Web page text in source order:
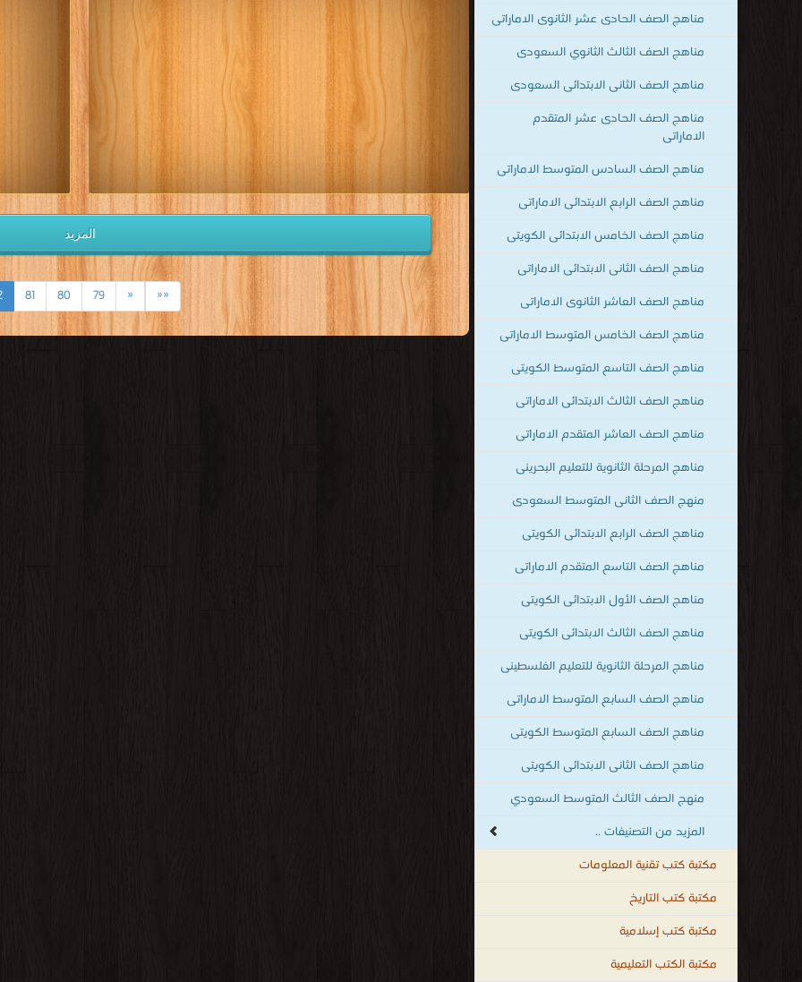
مناهج الصف الحادى عشر الثانوى الاماراتى
مناهج الصف الثالث الثانوي السعودى
مناهج الصف الثانى الابتدائى السعودى
مناهج الصف الحادى عشر المتقدم
الاماراتى
مناهج الصف السادس المتوسط الاماراتى
مناهج الصف الرابع الابتدائى الاماراتى
مناهج الصف الخامس الابتدائى الكويتى
مناهج الصف الثانى الابتدائى الاماراتى
مناهج الصف العاشر الثانوى الاماراتى
مناهج الصف الخامس المتوسط الاماراتى
مناهج الصف التاسع المتوسط الكويتى
مناهج الصف الثالث الابتدائى الاماراتى
مناهج الصف العاشر المتقدم الاماراتى
مناهج المرحلة الثانوية للتعليم البحرينى
منهج الصف الثانى المتوسط السعودى
مناهج الصف الرابع الابتدائى الكويتى
مناهج الصف التاسع المتقدم الاماراتى
مناهج الصف الأول الابتدائى الكويتى
مناهج الصف الثالث الابتدائى الكويتى
مناهج المرحلة الثانوية للتعليم الفلسطينى
مناهج الصف السابع المتوسط الاماراتى
مناهج الصف السابع المتوسط الكويتى
مناهج الصف الثانى الابتدائى الكويتى
منهج الصف الثالث المتوسط السعودي
المزيد من التصنيفات ..
مكتبة كتب تقنية المعلومات
مكتبة كتب التاريخ
مكتبة كتب إسلامية
مكتبة الكتب التعليمية
المزيد
««
«
79
80
81